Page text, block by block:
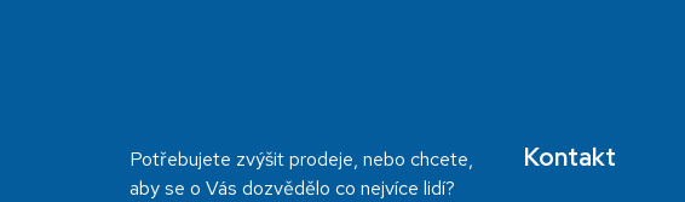
Potřebujete zvýšit prodeje, nebo chcete,
aby se o Vás dozvědělo co nejvíce lidí?
Kontakt